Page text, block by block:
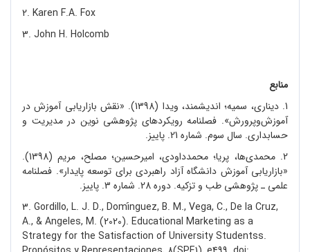
2. Karen F.A. Fox
3. John H. Holcomb
منابع
1. دیناری، سمیه؛ اندیشمند، ویدا (1398). «نقش بازاریابی آموزش در
آموزش‌وپرورش». فصلنامه رویکردهای پژوهشی نوین در مدیریت و
حسابداری. سال سوم. شماره 21. پاییز.
2. محمدی‌ها، پریا؛ محمدداودی، امیرحسین؛ مصلح، مریم (1398).
«بازاریابی آموزش دانشگاه آزاد راهبردی برای توسعه پایدار». فصلنامه
علمی ـ پژوهشی طب و تزکیه. دوره 28. شماره 3. پاییز.
3. Gordillo, L. J. D., Domínguez, B. M., Vega, C., De la Cruz,
A., & Angeles, M. (2020). Educational Marketing as a
Strategy for the Satisfaction of University Studentss.